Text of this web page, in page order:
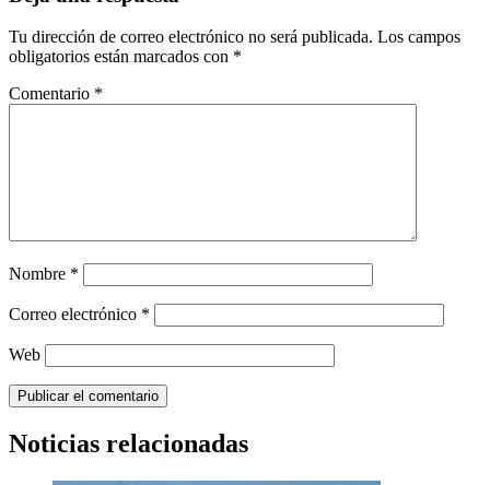
Tu dirección de correo electrónico no será publicada. Los campos
obligatorios están marcados con *
Comentario *
Nombre *
Correo electrónico *
Web
Noticias relacionadas